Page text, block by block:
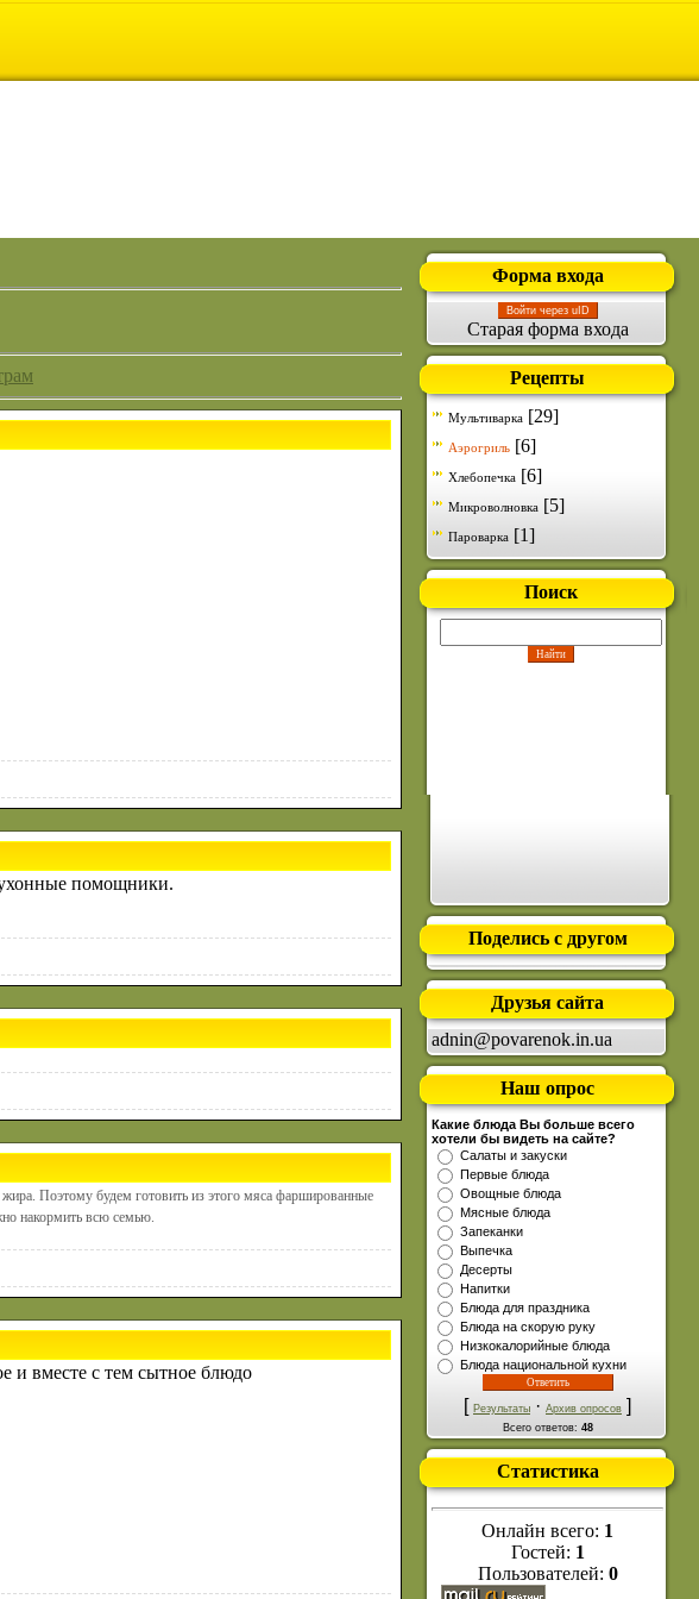
помощники.
Поэтому будем готовить из этого мяса фаршированные
накормить всю семью.
и вместе с тем сытное блюдо
Форма входа
Войти через uID
Старая форма входа
Рецепты
Мультиварка [29]
Аэрогриль [6]
Хлебопечка [6]
Микроволновка [5]
Пароварка [1]
Поиск
Поделись с другом
Друзья сайта
adnin@povarenok.in.ua
Наш опрос
Какие блюда Вы больше всего
хотели бы видеть на сайте?
Салаты и закуски
Первые блюда
Овощные блюда
Мясные блюда
Запеканки
Выпечка
Десерты
Напитки
Блюда для праздника
Блюда на скорую руку
Низкокалорийные блюда
Блюда национальной кухни
[ Результаты · Архив опросов ]
Всего ответов: 48
Статистика
Онлайн всего: 1
Гостей: 1
Пользователей: 0